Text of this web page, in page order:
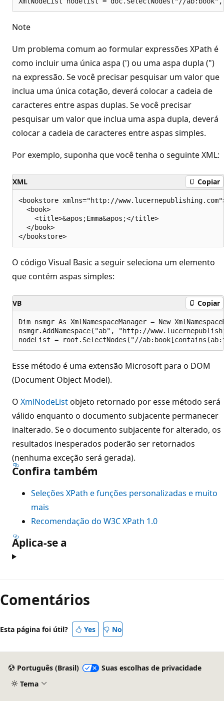
Note
Um problema comum ao formular expressões XPath é
como incluir uma única aspa (') ou uma aspa dupla (")
na expressão. Se você precisar pesquisar um valor que
inclua uma única cotação, deverá colocar a cadeia de
caracteres entre aspas duplas. Se você precisar
pesquisar um valor que inclua uma aspa dupla, deverá
colocar a cadeia de caracteres entre aspas simples.
Por exemplo, suponha que você tenha o seguinte XML:
XML Copiar
<bookstore xmlns="http://
  <book>
    <title>&apos;Emma&apos;</title>
  </book>
O código Visual Basic a seguir seleciona um elemento
que contém aspas simples:
VB Copiar
Dim nsmgr As XmlNamespaceManager = New
nsmgr.AddNamespace("ab", "http://
Esse método é uma extensão Microsoft para o DOM
(Document Object Model).
O XmlNodeListobjeto retornado por esse método será
válido enquanto o documento subjacente permanecer
inalterado. Se o documento subjacente for alterado, os
resultados inesperados poderão ser retornados
(nenhuma exceção será gerada).
Confira também
Seleções XPath e funções personalizadas e muito
mais
Recomendação do W3C XPath 1.0
Aplica-se a
Comentários
Esta página foi útil? Yes No
Português (Brasil)
Suas escolhas de privacidade
Tema